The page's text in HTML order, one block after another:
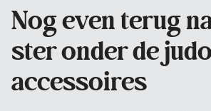
Nog even terug
ster onder de judo
accessoires